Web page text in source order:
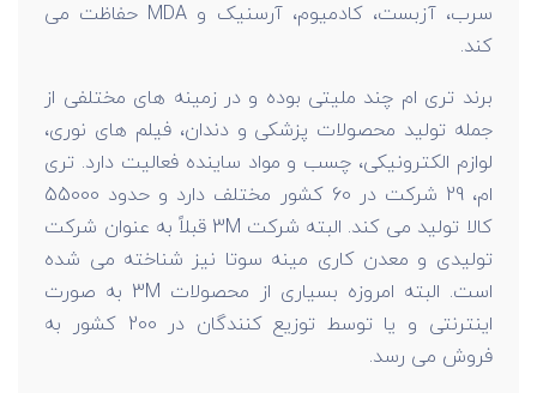
سرب، آزبست، کادمیوم، آرسنیک و MDA حفاظت می
کند.
برند تری ام چند ملیتی بوده و در زمینه های مختلفی از
جمله تولید محصولات پزشکی و دندان، فیلم های نوری،
لوازم الکترونیکی، چسب و مواد ساینده فعالیت دارد. تری
ام، 29 شرکت در 60 کشور مختلف دارد و حدود 55000
کالا تولید می کند. البته شرکت 3M قبلاً به عنوان شرکت
تولیدی و معدن کاری مینه سوتا نیز شناخته می شده
است. البته امروزه بسیاری از محصولات 3M به صورت
اینترنتی و یا توسط توزیع کنندگان در 200 کشور به
فروش می رسد.